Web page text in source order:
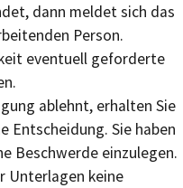
dann meldet sich das
Person.
eventuell geforderte
ablehnt, erhalten Sie
Entscheidung. Sie haben
Beschwerde einzulegen.
Unterlagen keine